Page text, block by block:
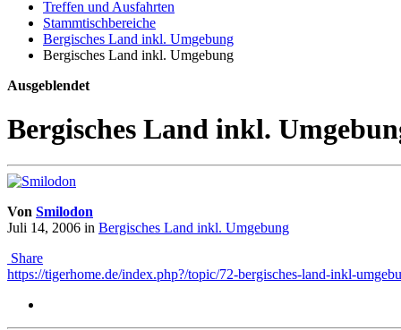
Treffen und Ausfahrten
Stammtischbereiche
Bergisches Land inkl. Umgebung
Bergisches Land inkl. Umgebung
Ausgeblendet
Bergisches Land inkl.
Von Smilodon
Juli 14, 2006 in Bergisches Land inkl. Umgebung
Share
https://tigerhome.de/index.php?/topic/72-bergisches-land-inkl-